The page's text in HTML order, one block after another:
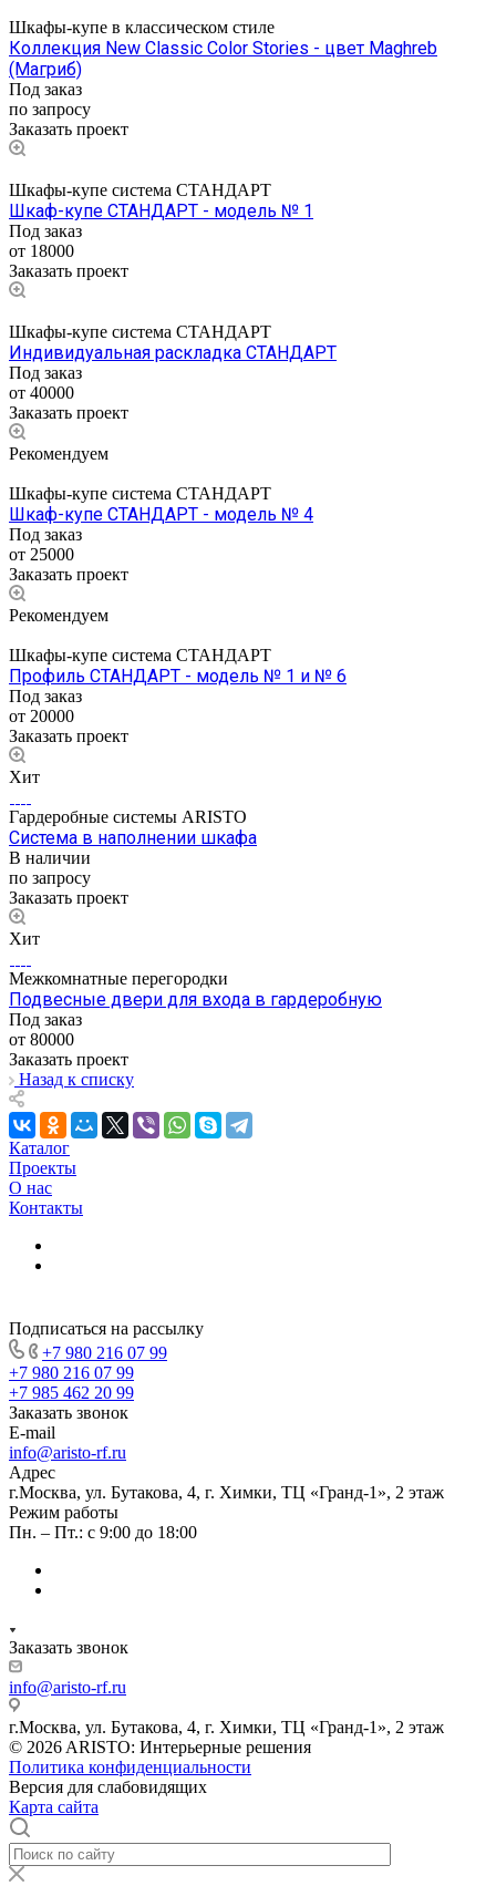
Шкафы-купе в классическом стиле
Коллекция New Classic Color Stories - цвет Maghreb
(Магриб)
Под заказ
по запросу
Заказать проект
Шкафы-купе система СТАНДАРТ
Шкаф-купе СТАНДАРТ - модель № 1
Под заказ
от 18000
Заказать проект
Шкафы-купе система СТАНДАРТ
Индивидуальная раскладка СТАНДАРТ
Под заказ
от 40000
Заказать проект
Рекомендуем
Шкафы-купе система СТАНДАРТ
Шкаф-купе СТАНДАРТ - модель № 4
Под заказ
от 25000
Заказать проект
Рекомендуем
Шкафы-купе система СТАНДАРТ
Профиль СТАНДАРТ - модель № 1 и № 6
Под заказ
от 20000
Заказать проект
Хит
Гардеробные системы ARISTO
Система в наполнении шкафа
В наличии
по запросу
Заказать проект
Хит
Межкомнатные перегородки
Подвесные двери для входа в гардеробную
Под заказ
от 80000
Заказать проект
Назад к списку
Каталог
Проекты
О нас
Контакты
Подписаться на рассылку
+7 980 216 07 99
+7 980 216 07 99
+7 985 462 20 99
Заказать звонок
E-mail
info@aristo-rf.ru
Адрес
г.Москва, ул. Бутакова, 4, г. Химки, ТЦ «Гранд-1», 2 этаж
Режим работы
Пн. – Пт.: с 9:00 до 18:00
Заказать звонок
info@aristo-rf.ru
г.Москва, ул. Бутакова, 4, г. Химки, ТЦ «Гранд-1», 2 этаж
© 2026 ARISTO: Интерьерные решения
Политика конфиденциальности
Версия для слабовидящих
Карта сайта